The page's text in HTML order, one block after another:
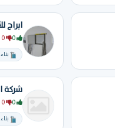
ابراج
0
0
شركة
0
0